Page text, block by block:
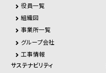
役員一覧
組織図
事業所一覧
グループ会社
工事情報
サステナビリティ